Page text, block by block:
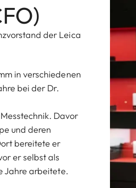
der Leica
in verschiedenen
bei der Dr.
Davor
und deren
bereitete er
er selbst als
Jahre arbeitete.